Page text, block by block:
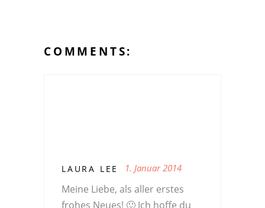
COMMENTS:
LAURA LEE 1. Januar 2014
Meine Liebe, als aller erstes
frohes Neues! 🙂 Ich hoffe du